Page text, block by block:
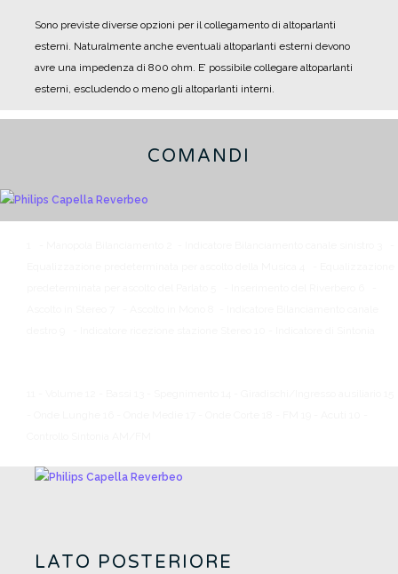
Sono previste diverse opzioni per il collegamento di altoparlanti
esterni. Naturalmente anche eventuali altoparlanti esterni devono
avre una impedenza di 800 ohm. E’ possibile collegare altoparlanti
esterni, escludendo o meno gli altoparlanti interni.
COMANDI
LATO POSTERIORE